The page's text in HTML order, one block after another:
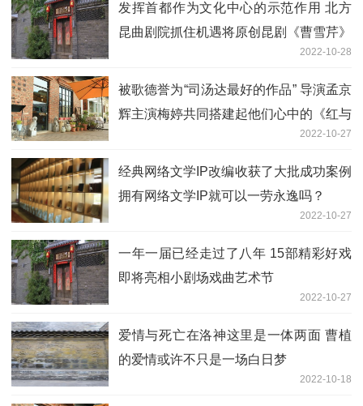
发挥首都作为文化中心的示范作用 北方
昆曲剧院抓住机遇将原创昆剧《曹雪芹》
2022-10-28
被歌德誉为“司汤达最好的作品” 导演孟京
辉主演梅婷共同搭建起他们心中的《红与
2022-10-27
经典网络文学IP改编收获了大批成功案例
拥有网络文学IP就可以一劳永逸吗？
2022-10-27
一年一届已经走过了八年 15部精彩好戏
即将亮相小剧场戏曲艺术节
2022-10-27
爱情与死亡在洛神这里是一体两面 曹植
的爱情或许不只是一场白日梦
2022-10-18